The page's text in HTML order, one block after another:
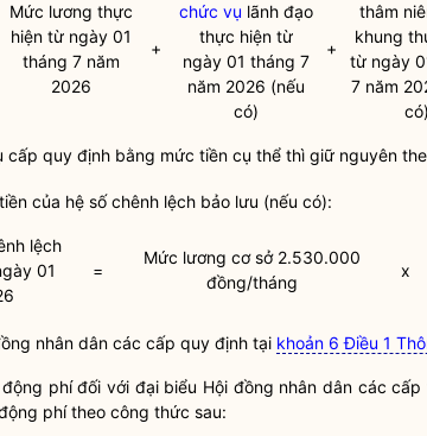
Mức lương thực
hiện từ ngày 01
tháng 7 năm
2026
+
chức vụ lãnh đạo
thực hiện từ
ngày 01 tháng 7
năm 2026 (nếu
có)
+
thâm
khung
từ ngày
7 năm
có)
cấp quy định bằng mức tiền cụ thể thì giữ nguyên
của hệ số chênh lệch bảo lưu (nếu có):
lệch
01
=
Mức lương cơ sở 2.530.000
đồng/tháng
x
nhân dân các cấp quy định tại khoản 6 Điều 1
phí đối với đại biểu Hội đồng nhân dân các cấp
phí theo công thức sau: